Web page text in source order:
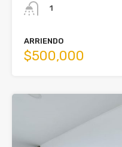
1
ARRIENDO
$500,000